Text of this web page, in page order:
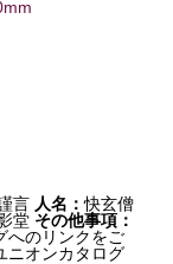
言 人名：快玄僧
堂 その他事項：
へのリンクをご
ニオンカタログ